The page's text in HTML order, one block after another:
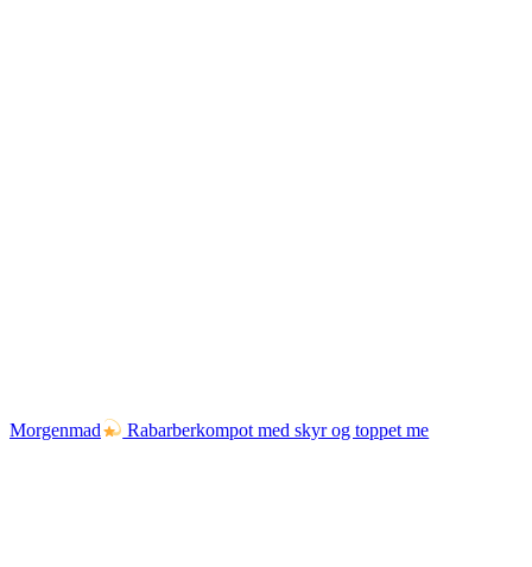
Morgenmad Rabarberkompot med skyr og toppet me